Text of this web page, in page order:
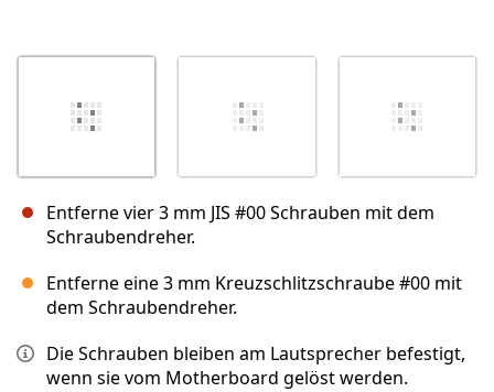
Entferne vier 3 mm JIS #00 Schrauben mit dem
Schraubendreher.
Entferne eine 3 mm Kreuzschlitzschraube #00 mit
dem Schraubendreher.
Die Schrauben bleiben am Lautsprecher befestigt,
wenn sie vom Motherboard gelöst werden.